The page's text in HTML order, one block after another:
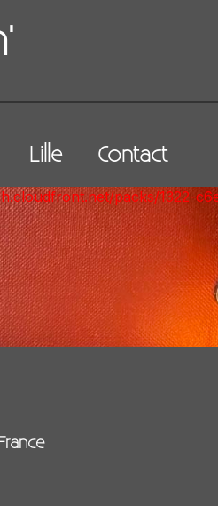
Lille Contact
packs/1322-